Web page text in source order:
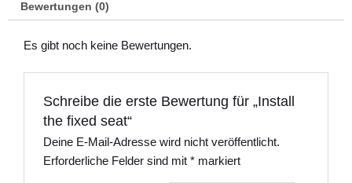
Bewertungen (0)
Es gibt noch keine Bewertungen.
Schreibe die erste Bewertung für „Install
the fixed seat“
Deine E-Mail-Adresse wird nicht veröffentlicht.
Erforderliche Felder sind mit* markiert